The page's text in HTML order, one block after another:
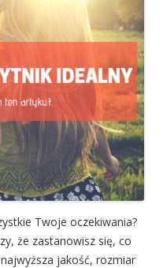
Twoje oczekiwania?
że zastanowisz się, co
jakość, rozmiar